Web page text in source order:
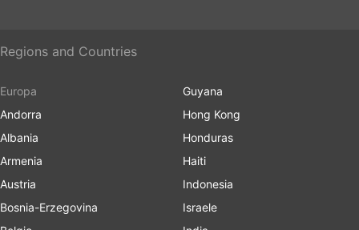
Regions and Countries
Europa
Andorra
Albania
Armenia
Austria
Bosnia-Erzegovina
Guyana
Hong Kong
Honduras
Haiti
Indonesia
Israele